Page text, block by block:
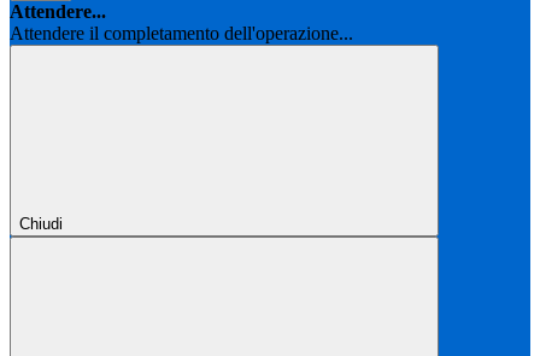
Attendere...
Attendere il completamento dell'operazione...
Chiudi